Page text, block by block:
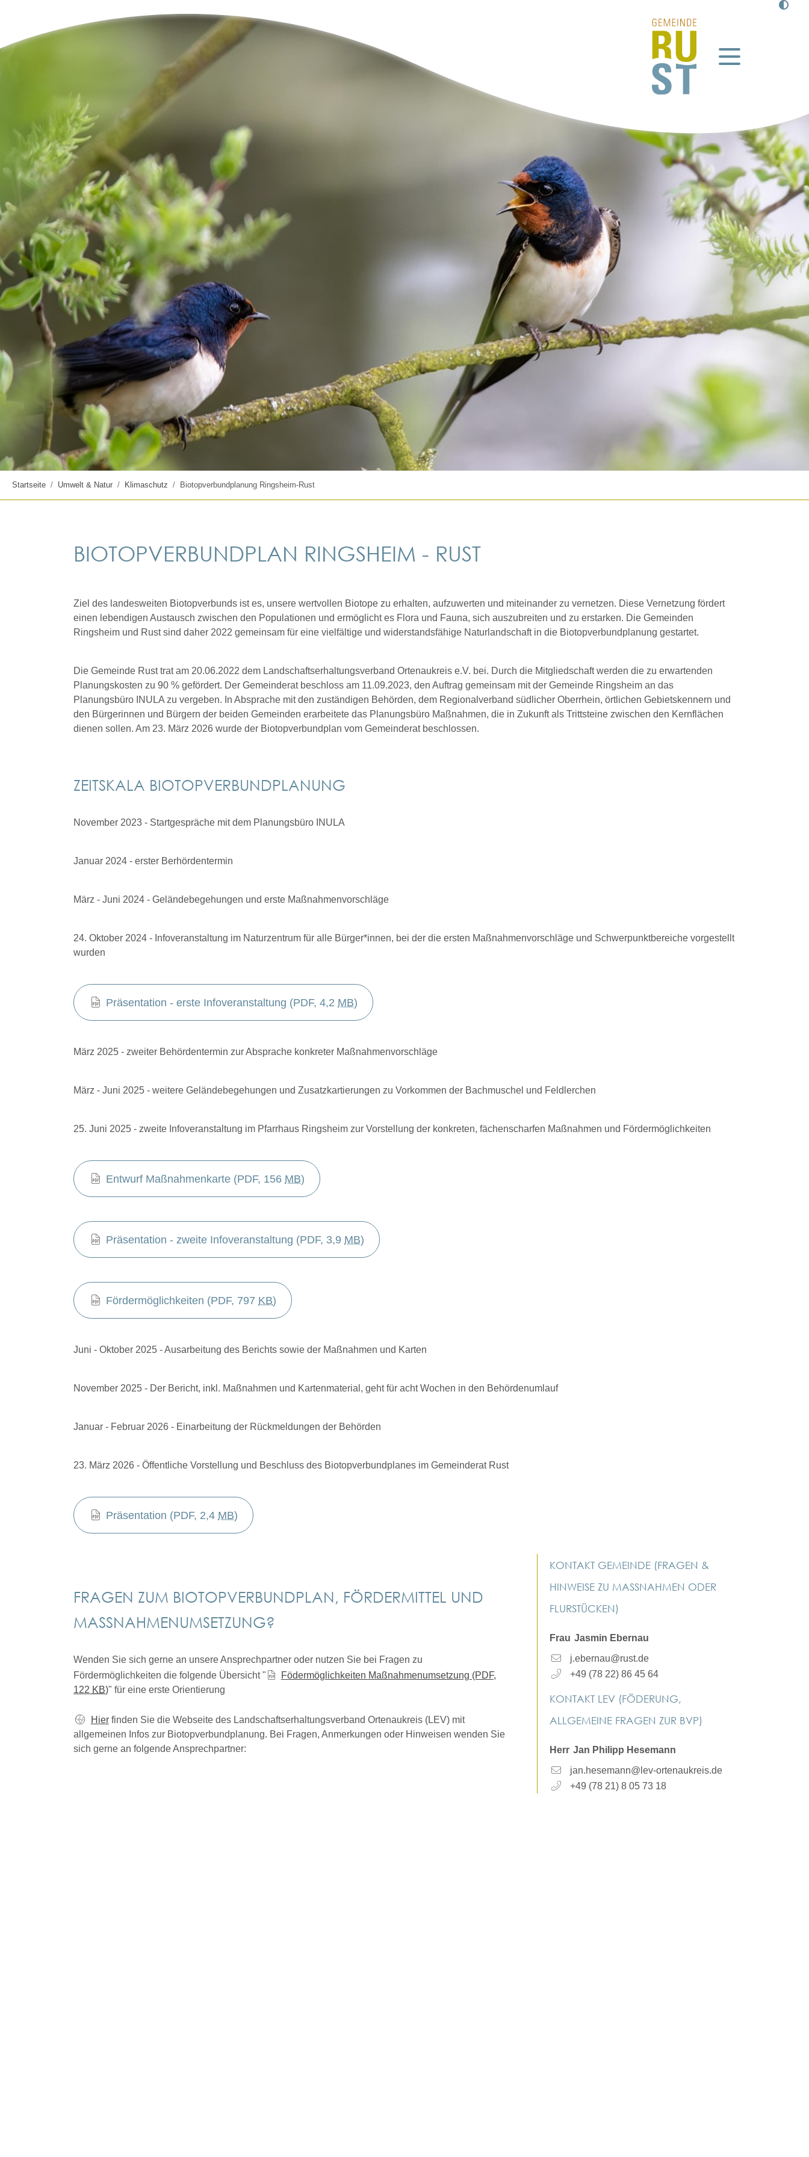
©pixabay_fotoblend
Startseite Umwelt & Natur Klimaschutz Biotopverbundplanung Ringsheim-Rust
BIOTOPVERBUNDPLAN RINGSHEIM - RUST
Ziel des landesweiten Biotopverbunds ist es, unsere wertvollen Biotope zu erhalten, aufzuwerten und miteinander zu vernetzen. Diese Vernetzung fördert
einen lebendigen Austausch zwischen den Populationen und ermöglicht es Flora und Fauna, sich auszubreiten und zu erstarken. Die Gemeinden
Ringsheim und Rust sind daher 2022 gemeinsam für eine vielfältige und widerstandsfähige Naturlandschaft in die Biotopverbundplanung gestartet.
Die Gemeinde Rust trat am 20.06.2022 dem Landschaftserhaltungsverband Ortenaukreis e.V. bei. Durch die Mitgliedschaft werden die zu erwartenden
Planungskosten zu 90 % gefördert. Der Gemeinderat beschloss am 11.09.2023, den Auftrag gemeinsam mit der Gemeinde Ringsheim an das
Planungsbüro INULA zu vergeben. In Absprache mit den zuständigen Behörden, dem Regionalverband südlicher Oberrhein, örtlichen Gebietskennern und
den Bürgerinnen und Bürgern der beiden Gemeinden erarbeitete das Planungsbüro Maßnahmen, die in Zukunft als Trittsteine zwischen den Kernflächen
dienen sollen. Am 23. März 2026 wurde der Biotopverbundplan vom Gemeinderat beschlossen.
ZEITSKALA BIOTOPVERBUNDPLANUNG
November 2023 - Startgespräche mit dem Planungsbüro INULA
Januar 2024 - erster Berhördentermin
März - Juni 2024 - Geländebegehungen und erste Maßnahmenvorschläge
24. Oktober 2024 - Infoveranstaltung im Naturzentrum für alle Bürger*innen, bei der die ersten Maßnahmenvorschläge und Schwerpunktbereiche vorgestellt
wurden
Präsentation - erste Infoveranstaltung (PDF, 4,2 MB)
März 2025 - zweiter Behördentermin zur Absprache konkreter Maßnahmenvorschläge
März - Juni 2025 - weitere Geländebegehungen und Zusatzkartierungen zu Vorkommen der Bachmuschel und Feldlerchen
25. Juni 2025 - zweite Infoveranstaltung im Pfarrhaus Ringsheim zur Vorstellung der konkreten, fächenscharfen Maßnahmen und Fördermöglichkeiten
Entwurf Maßnahmenkarte (PDF, 156 MB)
Präsentation - zweite Infoveranstaltung (PDF, 3,9 MB)
Fördermöglichkeiten (PDF, 797 KB)
Juni - Oktober 2025 - Ausarbeitung des Berichts sowie der Maßnahmen und Karten
November 2025 - Der Bericht, inkl. Maßnahmen und Kartenmaterial, geht für acht Wochen in den Behördenumlauf
Januar - Februar 2026 - Einarbeitung der Rückmeldungen der Behörden
23. März 2026 - Öffentliche Vorstellung und Beschluss des Biotopverbundplanes im Gemeinderat Rust
Präsentation (PDF, 2,4 MB)
FRAGEN ZUM BIOTOPVERBUNDPLAN, FÖRDERMITTEL UND
MASSNAHMENUMSETZUNG?
Wenden Sie sich gerne an unsere Ansprechpartner oder nutzen Sie bei Fragen zu
Fördermöglichkeiten die folgende Übersicht "
Födermöglichkeiten Maßnahmenumsetzung (PDF,
122 KB)" für eine erste Orientierung
Hierfinden Sie die Webseite des Landschaftserhaltungsverband Ortenaukreis (LEV) mit
allgemeinen Infos zur Biotopverbundplanung. Bei Fragen, Anmerkungen oder Hinweisen wenden Sie
sich gerne an folgende Ansprechpartner:
KONTAKT GEMEINDE (FRAGEN &
HINWEISE ZU MASSNAHMEN ODER F
LURSTÜCKEN)
Frau Jasmin Ebernau
j.ebernau@rust.de
+49 (78 22) 86 45 64
KONTAKT LEV (FÖDERUNG,
ALLGEMEINE FRAGEN ZUR BVP)
Herr Jan Philipp Hesemann
jan.hesemann@lev-ortenaukreis.de
+49 (78 21) 8 05 73 18